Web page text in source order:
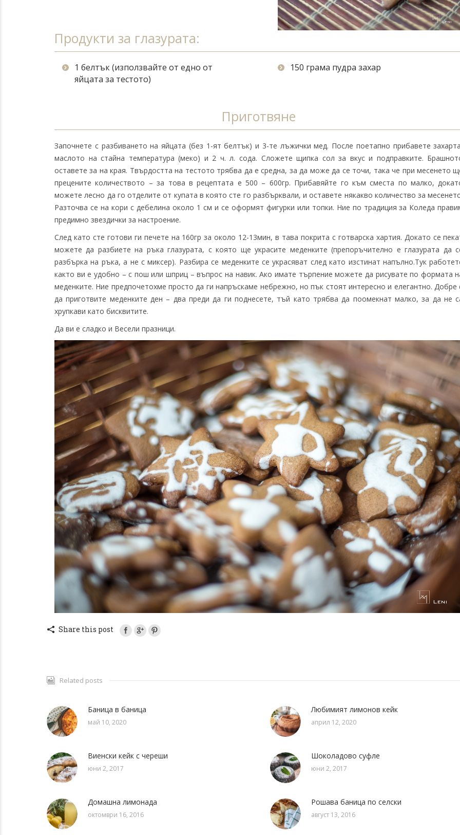
Продукти за глазурата:
1 белтък (използвайте от едно от
яйцата за тестото)
150 грама пудра захар
Приготвяне
Започнете с разбиването на яйцата (без 1-ят белтък) и 3-те лъжички мед. После поетапно прибавете
маслото на стайна температура (меко) и 2 ч. л. сода. Сложете щипка сол за вкус и подправките.
оставете за на края. Твърдостта на тестото трябва да е средна, за да може да се точи, така че при месенето
прецените количеството – за това в рецептата е 500 – 600гр. Прибавяйте го към сместа по малко,
можете лесно да го отделите от купата в която сте го разбърквали, и оставете някакво количество за
Разточва се на кори с дебелина около 1 см и се оформят фигурки или топки. Ние по традиция за Коледа
предимно звездички за настроение.
След като сте готови ги печете на 160гр за около 12-13мин, в тава покрита с готварска хартия. Докато се
можете да разбиете на ръка глазурата, с която ще украсите меденките (препоръчително е глазурата да
разбърка на ръка, а не с миксер). Разбира се меденките се украсяват след като изстинат напълно.Тук
както ви е удобно – с пош или шприц – въпрос на навик. Ако имате търпение можете да рисувате по формата
меденките. Ние предпочетохме просто да ги напръскаме небрежно, но пък стоят интересно и елегантно. Добре
да приготвите меденките ден – два преди да ги поднесете, тъй като трябва да поомекнат малко, за да не
хрупкави като бисквитите.
Да ви е сладко и Весели празници.
Share this post
Related posts
Баница в баница
май 10, 2020
Любимият лимонов кейк
април 12, 2020
Виенски кейк с череши
юни 2, 2017
Шоколадово суфле
юни 2, 2017
Домашна лимонада
октомври 16, 2016
Рошава баница по селски
август 13, 2016